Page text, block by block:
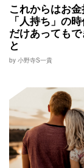
これからはお
「人持ち」の
だけあってもで
と
by 小野寺S一貴